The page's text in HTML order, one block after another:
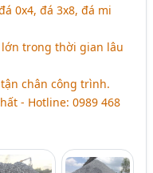
0x4, đá 3x8, đá mi
trong thời gian lâu
chân công trình.
- Hotline: 0989 468